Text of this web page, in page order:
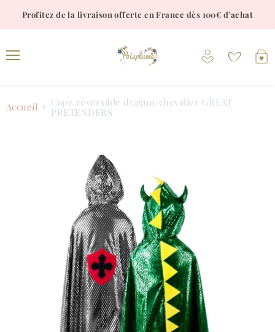
Profitez de la livraison offerte en France dès 100€ d'achat
Voir
Accueil
Cape réversible dragon/chevalier GREAT
PRETENDERS